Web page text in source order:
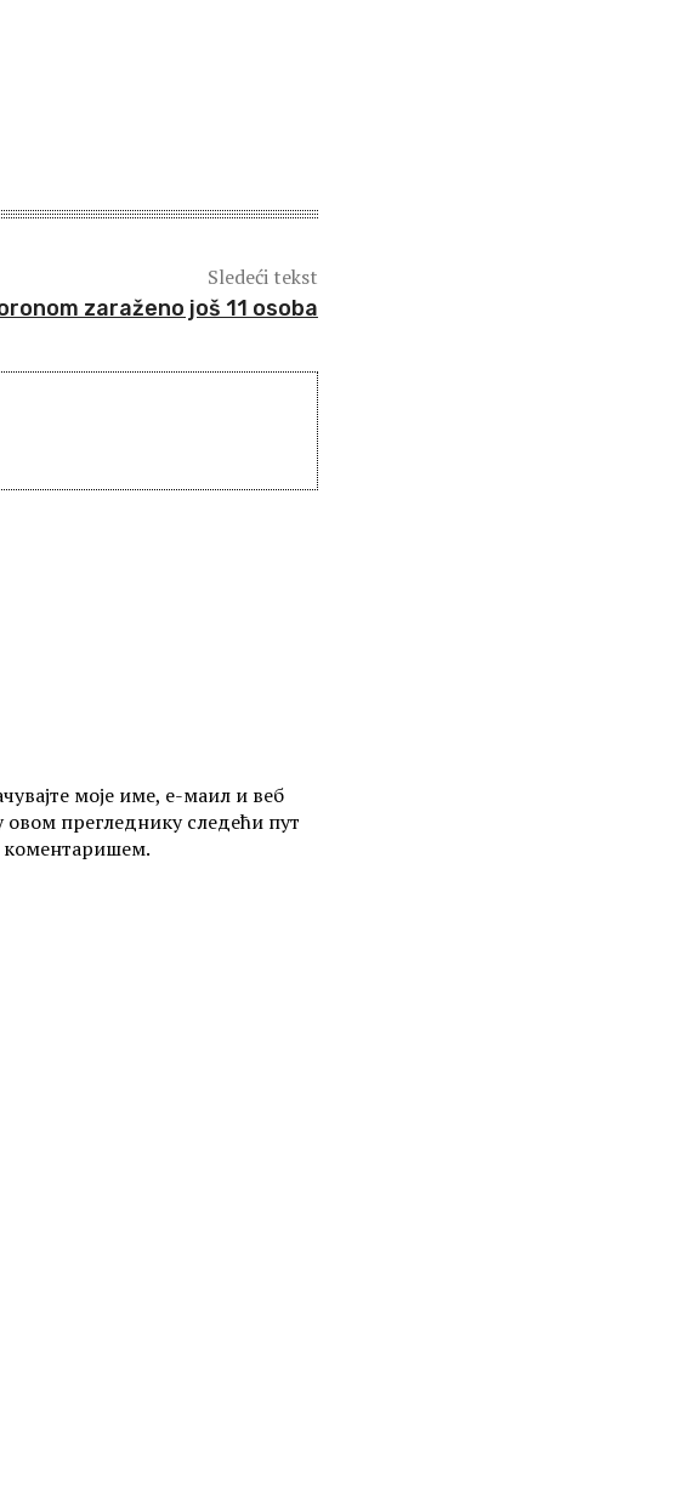
Sledeći tekst
zaraženo još 11 osoba
моје име, е-маил и веб
овом прегледнику следећи пут
коментаришем.